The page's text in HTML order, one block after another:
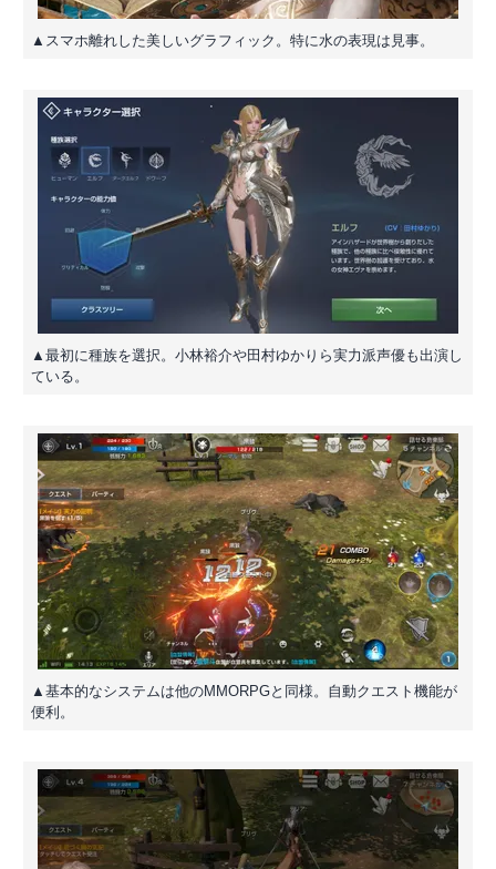
▲スマホ離れした美しいグラフィック。特に水の表現は見事。
▲最初に種族を選択。小林裕介や田村ゆかりら実力派声優も出演し
ている。
▲基本的なシステムは他のMMORPGと同様。自動クエスト機能が
便利。